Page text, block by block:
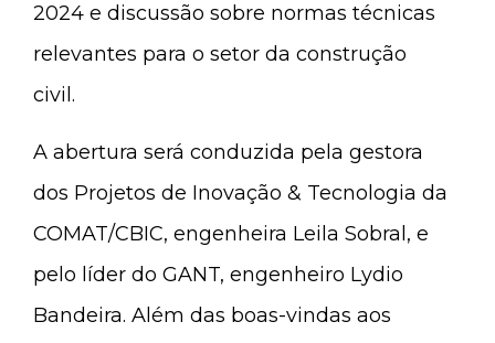
2024 e discussão sobre normas técnicas
relevantes para o setor da construção
civil.
A abertura será conduzida pela gestora
dos Projetos de Inovação & Tecnologia da
COMAT/CBIC, engenheira Leila Sobral, e
pelo líder do GANT, engenheiro Lydio
Bandeira. Além das boas-vindas aos